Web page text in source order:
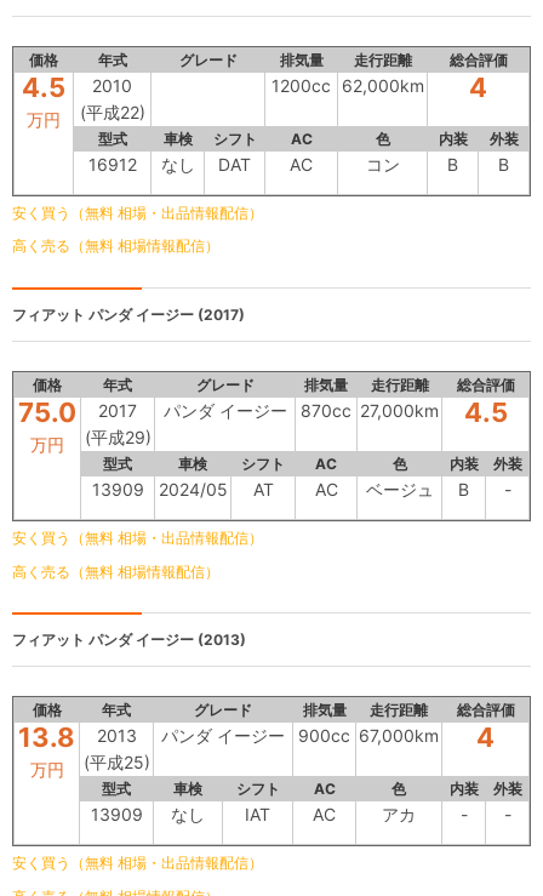
価格 年式 グレード 排気量 走行距離 総合評価
4.5
万円
2010
(平成22)
1200cc 62,000km 4
型式 車検 シフト AC 色 内装 外装
16912 なし DAT AC コン B B
安く買う（無料 相場・出品情報配信）
高く売る（無料 相場情報配信）
フィアット パンダ イージー (2017)
価格 年式 グレード 排気量 走行距離 総合評価
75.0
万円
2017
(平成29)
パンダ イージー 870cc 27,000km 4.5
型式 車検 シフト AC 色 内装 外装
13909 2024/05 AT AC ベージュ B -
安く買う（無料 相場・出品情報配信）
高く売る（無料 相場情報配信）
フィアット パンダ イージー (2013)
価格 年式 グレード 排気量 走行距離 総合評価
13.8
万円
2013
(平成25)
パンダ イージー 900cc 67,000km 4
型式 車検 シフト AC 色 内装 外装
13909 なし IAT AC アカ - -
安く買う（無料 相場・出品情報配信）